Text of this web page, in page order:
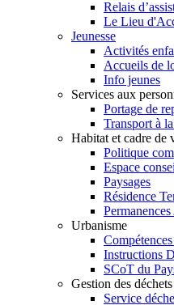
Relais
Le Lieu
Jeunesse
Activités
Accueils de
Info jeunes
Services aux
Portage de
Transport à
Habitat et cadre de
Politique
Espace
Paysages
Résidence
Urbanisme
Instructions
SCoT du
Gestion des déchets
Service